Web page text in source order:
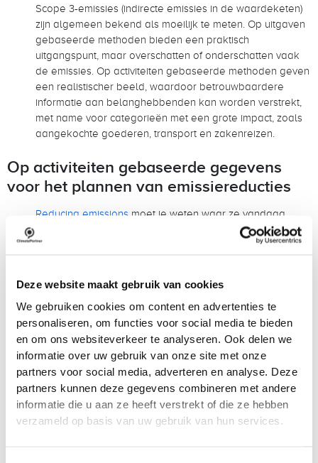
Deze website maakt gebruik van cookies
We gebruiken cookies om content en advertenties te
personaliseren, om functies voor social media te bieden
en om ons websiteverkeer te analyseren. Ook delen we
informatie over uw gebruik van onze site met onze
partners voor social media, adverteren en analyse. Deze
partners kunnen deze gegevens combineren met andere
informatie die u aan ze heeft verstrekt of die ze hebben
verzameld op basis van uw gebruik van hun services.
Scope 3-emissies (indirecte emissies in de waardeketen)
zijn algemeen bekend als moeilijk te meten. Op uitgaven
gebaseerde methoden bieden een praktisch
uitgangspunt, maar overschatten of onderschatten vaak
de emissies. Op activiteiten gebaseerde methoden geven
een realistischer beeld, waardoor betrouwbaardere
informatie aan belanghebbenden kan worden verstrekt,
met name voor categorieën met een grote impact, zoals
aangekochte goederen, transport en zakenreizen.
Op activiteiten gebaseerde gegevens
voor het plannen van emissiereducties
Reducing emissions moet je weten waar ze vandaag
komen. Activiteitsgebaseerde gegevens koppelen
emissies rechtstreeks aan specifieke acties (bijvoorbeeld
Bedrijfsactiviteiten met een grote impact te
identificeren
Gerichte maatregelen te nemen
Veranderingen in de loop van de tijd te monitoren
Op uitgaven gebaseerde gegevens kunnen aanleiding
geven tot kostenbesparingen, maar geven geen
uitsluitsel over de vraag of die besparingen ook
daadwerkelijk leiden tot een vermindering van de